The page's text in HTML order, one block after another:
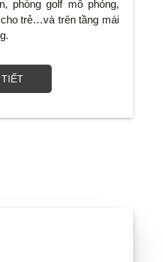
phòng golf mô phỏng,
trẻ…và trên tầng mái